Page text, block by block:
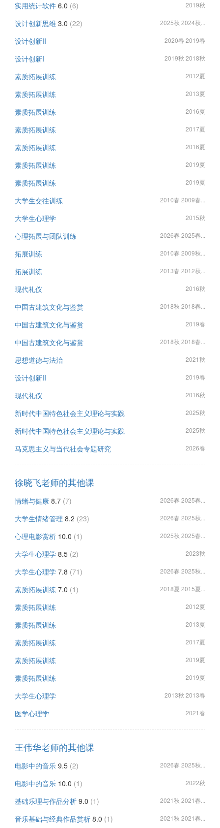
实用统计软件 6.0 (6) 2019秋
设计创新思维 3.0 (22) 2025秋 2024秋...
设计创新II 2020春 2019春
设计创新I 2019秋 2018秋
素质拓展训练 2012夏
素质拓展训练 2013夏
素质拓展训练 2016夏
素质拓展训练 2017夏
素质拓展训练 2016夏
素质拓展训练 2019夏
素质拓展训练 2019夏
大学生交往训练 2010春 2009春...
大学生心理学 2015秋
心理拓展与团队训练 2026春 2025春...
拓展训练 2010春 2009秋...
拓展训练 2013春 2012秋...
现代礼仪 2016秋
中国古建筑文化与鉴赏 2018秋 2018春...
中国古建筑文化与鉴赏 2019春
中国古建筑文化与鉴赏 2018秋 2018春...
思想道德与法治 2021秋
设计创新II 2019春
现代礼仪 2016秋
新时代中国特色社会主义理论与实践 2025秋
新时代中国特色社会主义理论与实践 2025秋
马克思主义与当代社会专题研究 2026春
徐晓飞老师的其他课
情绪与健康 8.7 (7) 2026春 2025春...
大学生情绪管理 8.2 (23) 2026春 2025秋...
心理电影赏析 10.0 (1) 2025秋 2025春...
大学生心理学 8.5 (2) 2023秋
大学生心理学 7.8 (71) 2026春 2025秋...
素质拓展训练 7.0 (1) 2018夏 2015夏...
素质拓展训练 2012夏
素质拓展训练 2013夏
素质拓展训练 2017夏
素质拓展训练 2019夏
素质拓展训练 2019夏
大学生心理学 2013秋 2013春
医学心理学 2021春
王伟华老师的其他课
电影中的音乐 9.5 (2) 2026春 2025秋...
电影中的音乐 10.0 (1) 2022秋
基础乐理与作品分析 9.0 (1) 2021秋 2021春...
音乐基础与经典作品赏析 8.0 (1) 2021秋 2021春...